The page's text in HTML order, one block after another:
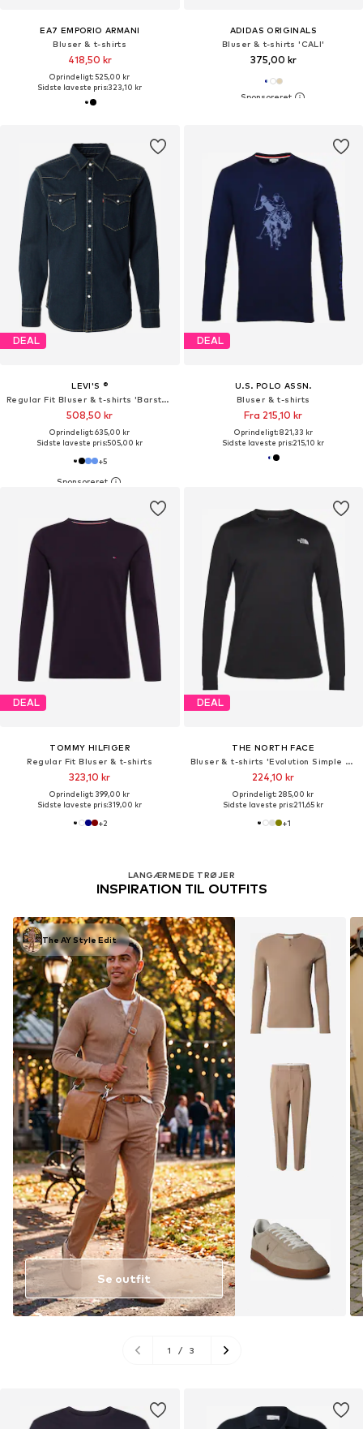
EA7 EMPORIO ARMANI
Bluser & t-shirts
418,50 kr
Oprindeligt: 525,00 kr
Sidste laveste pris:323,10 kr
ADIDAS ORIGINALS
Bluser & t-shirts 'CALI'
375,00 kr
DEAL
LEVI'S ®
Regular Fit Bluser & t-shirts 'Barstow Western Standard Fit Shirt'
508,50 kr
Oprindeligt: 635,00 kr
Sidste laveste pris:505,00 kr
+5
DEAL
U.S. POLO ASSN.
Bluser & t-shirts
Fra 215,10 kr
Oprindeligt: 821,33 kr
Sidste laveste pris:215,10 kr
DEAL
TOMMY HILFIGER
Regular Fit Bluser & t-shirts
323,10 kr
Oprindeligt: 399,00 kr
Sidste laveste pris:319,00 kr
+2
DEAL
THE NORTH FACE
Bluser & t-shirts 'Evolution Simple Dome'
224,10 kr
Oprindeligt: 285,00 kr
Sidste laveste pris:211,65 kr
+1
LANGÆRMEDE TRØJER
INSPIRATION TIL OUTFITS
The AY Style Edit
Se outfit
1 / 3